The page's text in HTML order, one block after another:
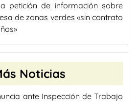
petición de información sobre
de zonas verdes «sin contrato
Noticias
ante Inspección de Trabajo